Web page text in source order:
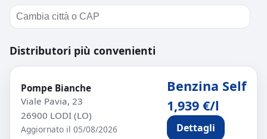
Distributori più convenienti
Pompe Bianche
Viale Pavia, 23
26900 LODI (LO)
Aggiornato il 05/08/2026
Benzina Self
1,939 €/l
Dettagli